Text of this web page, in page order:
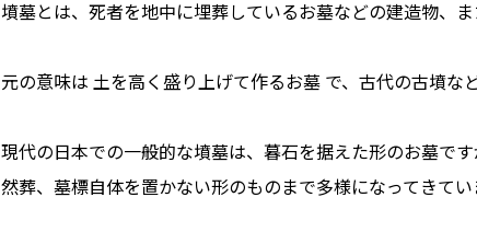
墳墓とは、死者を地中に埋葬しているお墓などの建造物、ま
元の意味は 土を高く盛り上げて作るお墓 で、古代の古墳な
現代の日本での一般的な墳墓は、暮石を据えた形のお墓で
然葬、墓標自体を置かない形のものまで多様になってきてい